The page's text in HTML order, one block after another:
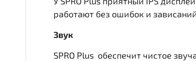
работают без ошибок и
Звук
SPRO Plus обеспечит чистое